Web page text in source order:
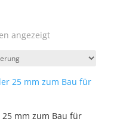
angezeigt
25 mm zum Bau für